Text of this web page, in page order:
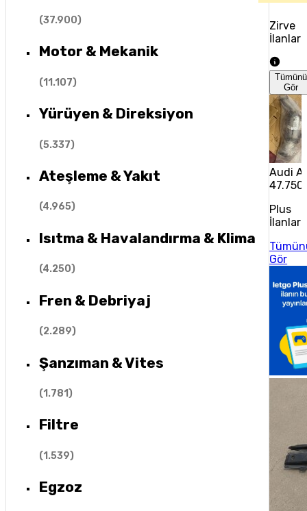
(37.900)
Motor & Mekanik
(11.107)
Yürüyen & Direksiyon
(5.337)
Ateşleme & Yakıt
(4.965)
Isıtma & Havalandırma & Klima
(4.250)
Fren & Debriyaj
(2.289)
Şanzıman & Vites
(1.781)
Filtre
(1.539)
Egzoz
Zirve
İlanlar
Tümünü
Gör
Audi
47.750
Plus
İlanlar
Gör